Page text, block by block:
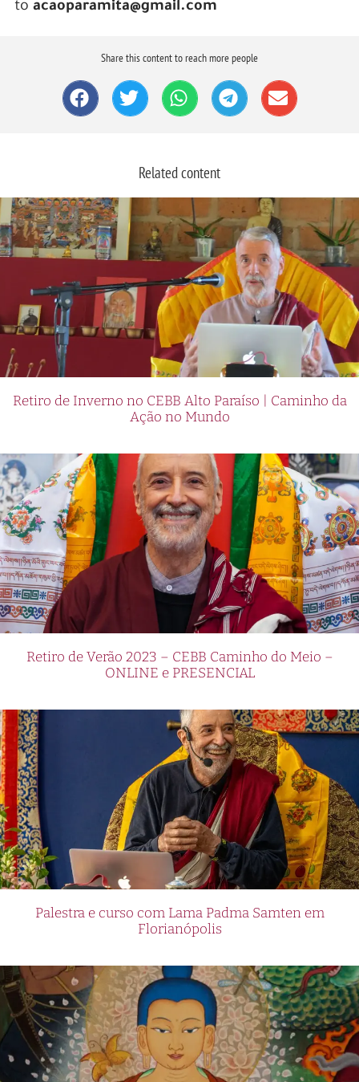
to acaoparamita@gmail.com
Share this content to reach more people
Related content
Retiro de Inverno no CEBB Alto Paraíso | Caminho da
Ação no Mundo
Retiro de Verão 2023 – CEBB Caminho do Meio –
ONLINE e PRESENCIAL
Palestra e curso com Lama Padma Samten em
Florianópolis